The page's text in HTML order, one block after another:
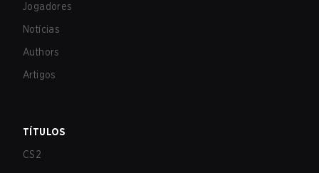
Jogadores
Notícias
Authors
Artigos
TÍTULOS
CS2